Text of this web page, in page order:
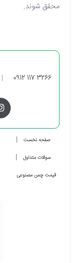
محقق شوند.
0912 117 3266
|
صفحه نخست
سوالات متداول
قیمت چمن مصنوعی